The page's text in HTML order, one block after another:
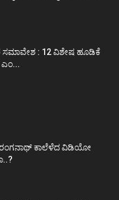
ಸಮಾವೇಶ : 12 ವಿಶೇಷ ಹೂಡಿಕೆ
ರಂಗನಾಥ್ ಕಾಲೆಳೆದ ವಿಡಿಯೋ